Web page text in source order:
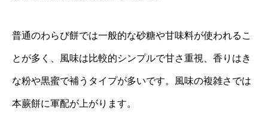
普通のわらび餅では一般的な砂糖や甘味料が使われるこ
とが多く、風味は比較的シンプルで甘さ重視、香りはき
な粉や黒蜜で補うタイプが多いです。風味の複雑さでは
本蕨餅に軍配が上がります。